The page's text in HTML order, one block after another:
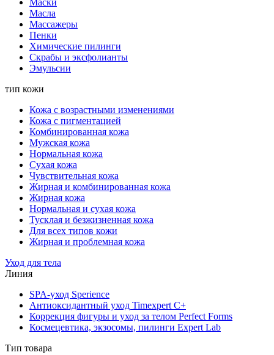
Маски
Масла
Массажеры
Пенки
Химические пилинги
Скрабы и эксфолианты
Эмульсии
тип кожи
Кожа с возрастными изменениями
Кожа с пигментацией
Комбинированная кожа
Мужская кожа
Нормальная кожа
Сухая кожа
Чувствительная кожа
Жирная и комбинированная кожа
Жирная кожа
Нормальная и сухая кожа
Тусклая и безжизненная кожа
Для всех типов кожи
Жирная и проблемная кожа
Уход для тела
Линия
SPA-уход Sperience
Антиоксидантный уход Timexpert C+
Коррекция фигуры и уход за телом Perfect Forms
Космецевтика, экзосомы, пилинги Expert Lab
Тип товара